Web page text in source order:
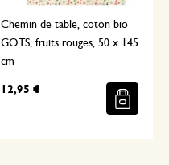
Chemin de table, coton bio
GOTS, fruits rouges, 50 x 145
cm
12,95 €